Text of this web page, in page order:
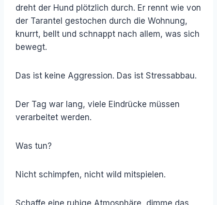
dreht der Hund plötzlich durch. Er rennt wie von
der Tarantel gestochen durch die Wohnung,
knurrt, bellt und schnappt nach allem, was sich
bewegt.
Das ist keine Aggression. Das ist Stressabbau.
Der Tag war lang, viele Eindrücke müssen
verarbeitet werden.
Was tun?
Nicht schimpfen, nicht wild mitspielen.
Schaffe eine ruhige Atmosphäre, dimme das